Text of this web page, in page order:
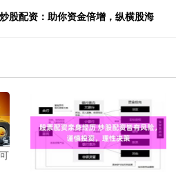
股配资：助你资金倍增，纵横股海